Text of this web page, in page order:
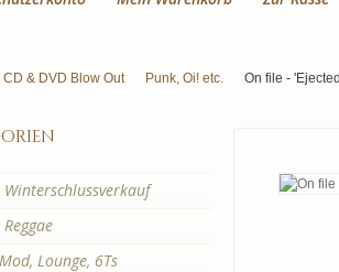
CD & DVD Blow Out Punk, Oi! etc. On file -
Winterschlussverkauf
Lounge, 6Ts